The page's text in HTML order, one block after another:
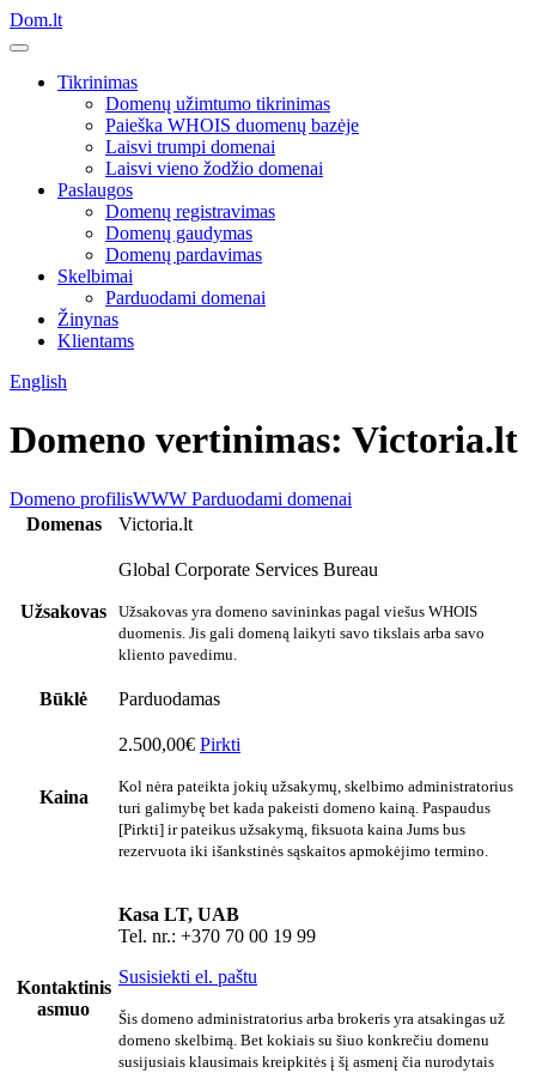
Dom.lt
Tikrinimas
Domenų užimtumo tikrinimas
Paieška WHOIS duomenų bazėje
Laisvi trumpi domenai
Laisvi vieno žodžio domenai
Paslaugos
Domenų registravimas
Domenų gaudymas
Domenų pardavimas
Skelbimai
Parduodami domenai
Žinynas
Klientams
English
Domeno vertinimas: Victoria.lt
Domeno profilisWWW Parduodami domenai
Domenas
Victoria.lt
Užsakovas
Global Corporate Services Bureau
Užsakovas yra domeno savininkas pagal viešus WHOIS
duomenis. Jis gali domeną laikyti savo tikslais arba savo
kliento pavedimu.
Būklė Parduodamas
Kaina
2.500,00€ Pirkti
Kol nėra pateikta jokių užsakymų, skelbimo administratorius
turi galimybę bet kada pakeisti domeno kainą. Paspaudus
[Pirkti] ir pateikus užsakymą, fiksuota kaina Jums bus
rezervuota iki išankstinės sąskaitos apmokėjimo termino.
Kontaktinis
asmuo
Kasa LT, UAB
Tel. nr.: +370 70 00 19 99
Susisiekti el. paštu
Šis domeno administratorius arba brokeris yra atsakingas už
domeno skelbimą. Bet kokiais su šiuo konkrečiu domenu
susijusiais klausimais kreipkitės į šį asmenį čia nurodytais